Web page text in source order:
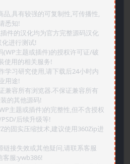
品,具有较强的可复制性,可传播性,
悉知!
件的汉化均为官方完整源码汉化
进行测试!
(WP主题或插件)的授权许可证/破
使用的相关服务!
学习研究使用,请下载后24小时内
用途!
兼容所有浏览器.不保证兼容所有
的其他源码!
主题或插件)的完整性,但不含授权
后续升级等!
的固实压缩技术,建议使用360Zip进
链接失效或其他疑问,请联系客服
客服:ywb386!